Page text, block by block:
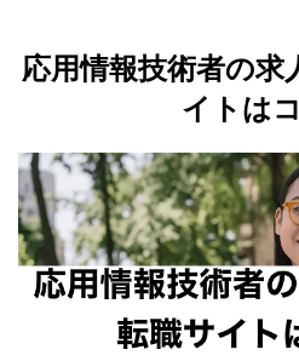
応用情報技術者の求
イトは